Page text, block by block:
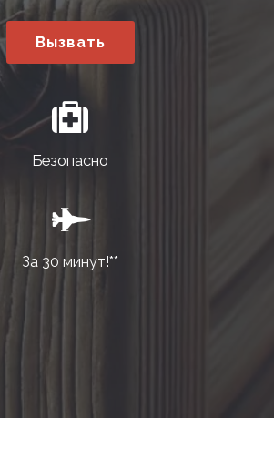
Вызвать
Безопасно
За 30 минут!**